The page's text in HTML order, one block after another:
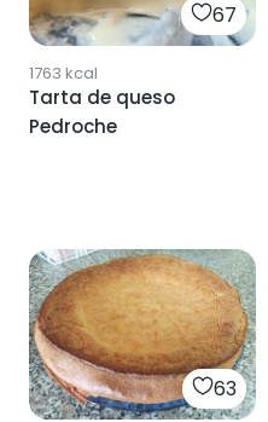
67
1763 kcal
Tarta de queso
Pedroche
63